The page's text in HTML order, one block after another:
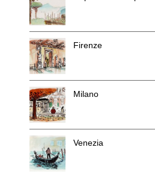
Firenze
Milano
Venezia